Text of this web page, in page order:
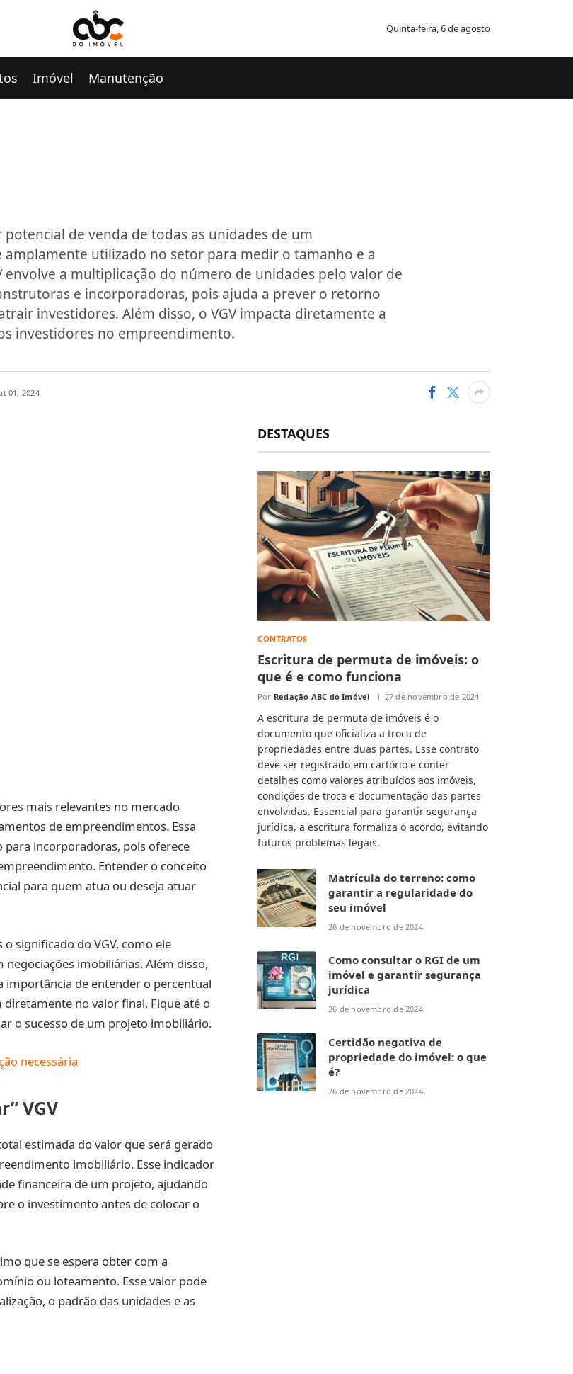
Quinta-feira, 6 de agosto
Imóvel Manutenção
potencial de venda de todas as unidades de um
utilizado no setor para medir o tamanho e a
a multiplicação do número de unidades pelo valor de
e incorporadoras, pois ajuda a prever o retorno
investidores. Além disso, o VGV impacta diretamente a
investidores no empreendimento.
01, 2024
mais relevantes no mercado
de empreendimentos. Essa
incorporadoras, pois oferece
Entender o conceito
para quem atua ou deseja atuar
significado do VGV, como ele
imobiliárias. Além disso,
importância de entender o percentual
no valor final. Fique até o
o sucesso de um projeto imobiliário.
necessária
VGV
estimada do valor que será gerado
imobiliário. Esse indicador
financeira de um projeto, ajudando
o investimento antes de colocar o
que se espera obter com a
ou loteamento. Esse valor pode
o padrão das unidades e as
DESTAQUES
CONTRATOS
Escritura de permuta de imóveis: o
que é e como funciona
Por Redação ABC do Imóvel 27 de novembro de 2024
A escritura de permuta de imóveis é o
documento que oficializa a troca de
propriedades entre duas partes. Esse contrato
deve ser registrado em cartório e conter
detalhes como valores atribuídos aos imóveis,
condições de troca e documentação das partes
envolvidas. Essencial para garantir segurança
jurídica, a escritura formaliza o acordo, evitando
futuros problemas legais.
Matrícula do terreno: como
garantir a regularidade do
seu imóvel
26 de novembro de 2024
Como consultar o RGI de um
imóvel e garantir segurança
jurídica
26 de novembro de 2024
Certidão negativa de
propriedade do imóvel: o que
é?
26 de novembro de 2024